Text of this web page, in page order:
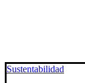
Sustentabilidad